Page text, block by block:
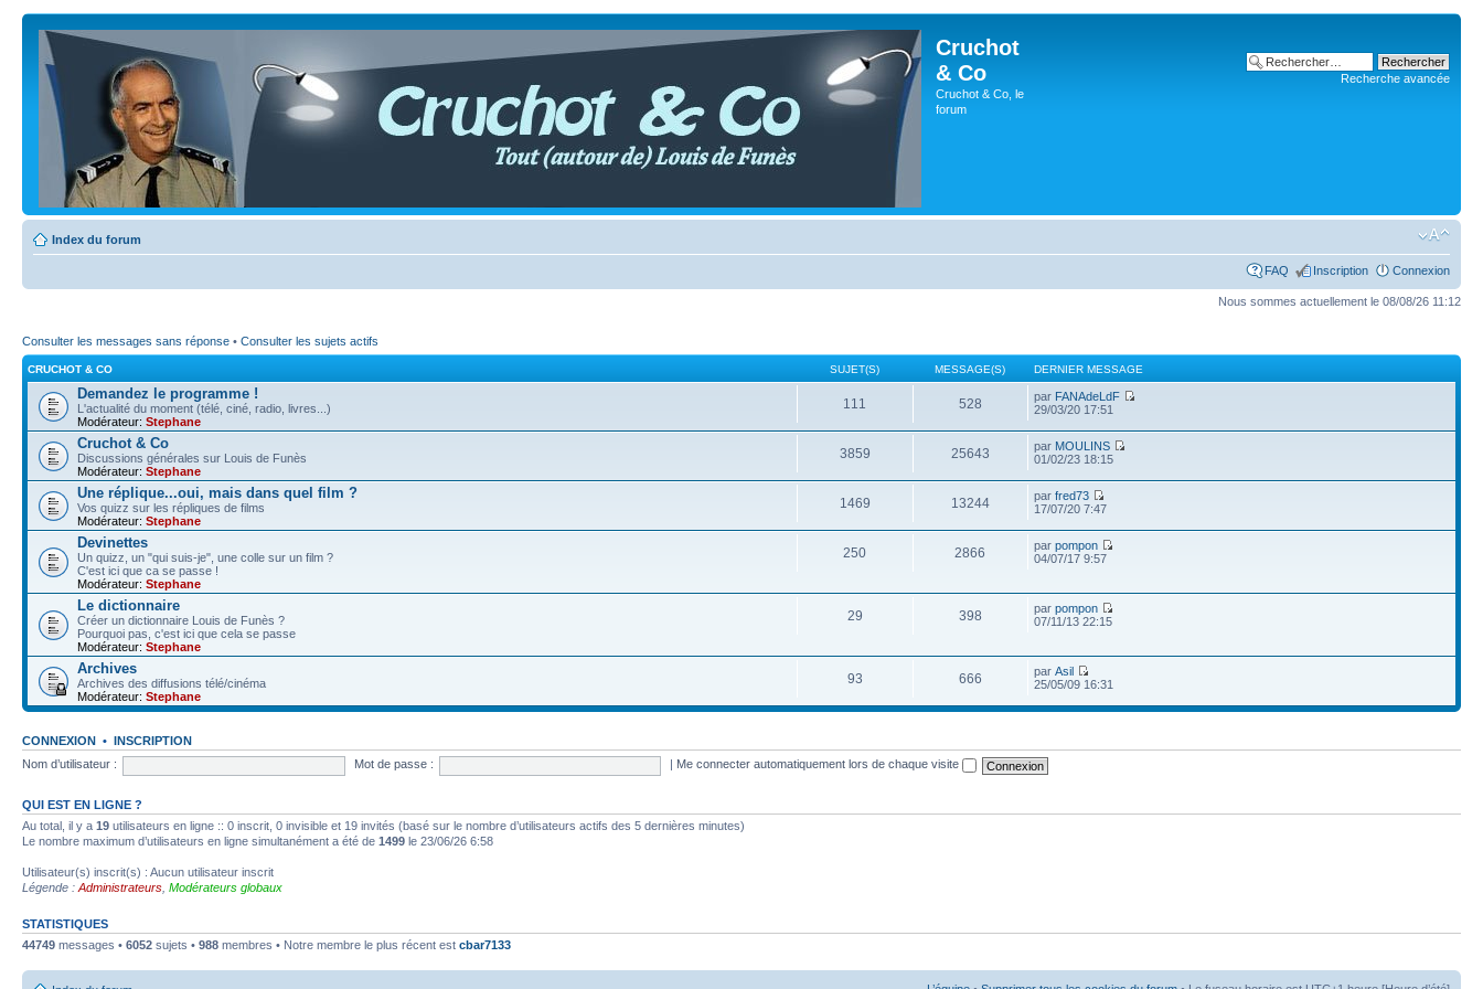
Cruchot
& Co
Cruchot & Co, le
forum
Recherche avancée
Index du forum
FAQ Inscription Connexion
Nous sommes actuellement le 08/08/26 11:12
Consulter les messages sans réponse • Consulter les sujets actifs
CRUCHOT & CO SUJET(S) MESSAGE(S) DERNIER MESSAGE
Demandez le programme !
L'actualité du moment (télé, ciné, radio, livres...)
Modérateur: Stephane
111 528 par FANAdeLdF
29/03/20 17:51
Cruchot & Co
Discussions générales sur Louis de Funès
Modérateur: Stephane
3859 25643 par MOULINS
01/02/23 18:15
Une réplique...oui, mais dans quel film ?
Vos quizz sur les répliques de films
Modérateur: Stephane
1469 13244 parfred73
17/07/20 7:47
Devinettes
Un quizz, un "qui suis-je", une colle sur un film ?
C'est ici que ca se passe !
Modérateur: Stephane
250 2866 parpompon
04/07/17 9:57
Le dictionnaire
Créer un dictionnaire Louis de Funès ?
Pourquoi pas, c'est ici que cela se passe
Modérateur: Stephane
29 398 parpompon
07/11/13 22:15
Archives
Archives des diffusions télé/cinéma
Modérateur: Stephane
93 666 parAsil
25/05/09 16:31
CONNEXION • INSCRIPTION
Nom d’utilisateur :
Mot de passe : Me connecter automatiquement lors de chaque visite
QUI EST EN LIGNE ?
Au total, il y a 19 utilisateurs en ligne :: 0 inscrit, 0 invisible et 19 invités (basé sur le nombre d’utilisateurs actifs des 5 dernières minutes)
Le nombre maximum d’utilisateurs en ligne simultanément a été de 1499 le 23/06/26 6:58
Utilisateur(s) inscrit(s) : Aucun utilisateur inscrit
Légende : Administrateurs Modérateurs globaux
STATISTIQUES
44749 messages • 6052 sujets • 988 membres • Notre membre le plus récent est cbar7133